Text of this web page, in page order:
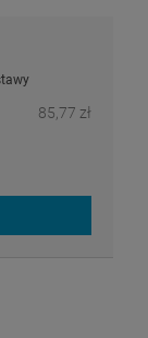
85,77 zł